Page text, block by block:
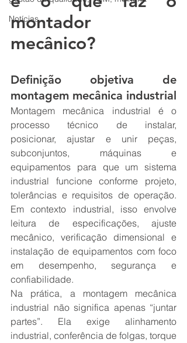
Notícias
montador
mecânico?
Definição objetiva de
montagem mecânica industrial
Montagem mecânica industrial é o
processo técnico de instalar,
posicionar, ajustar e unir peças,
subconjuntos, máquinas e
equipamentos para que um sistema
industrial funcione conforme projeto,
tolerâncias e requisitos de operação.
Em contexto industrial, isso envolve
leitura de especificações, ajuste
mecânico, verificação dimensional e
instalação de equipamentos com foco
em desempenho, segurança e
confiabilidade.
Na prática, a montagem mecânica
industrial não significa apenas “juntar
partes”. Ela exige alinhamento
industrial, conferência de folgas, torque